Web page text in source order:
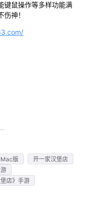
键鼠操作等多样功能满
神！
版
开一家汉堡店
堡店》手游